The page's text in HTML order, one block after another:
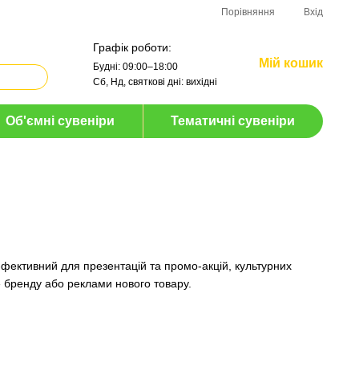
Порівняння Вхід
Графік роботи:
Будні: 09:00–18:00
Сб, Нд, святкові дні: вихідні
Мій кошик
Об'ємні сувеніри Тематичні сувеніри
для презентацій та промо-акцій, культурних
бренду або реклами нового товару.